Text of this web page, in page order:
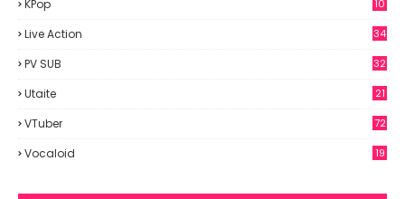
KPop
10
Live Action 34
PV SUB 32
Utaite 21
VTuber 72
Vocaloid 19